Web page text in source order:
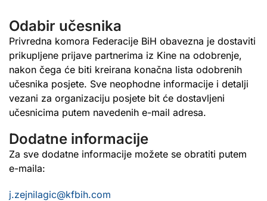
Odabir učesnika
Privredna komora Federacije BiH obavezna je dostaviti
prikupljene prijave partnerima iz Kine na odobrenje,
nakon čega će biti kreirana konačna lista odobrenih
učesnika posjete. Sve neophodne informacije i detalji
vezani za organizaciju posjete bit će dostavljeni
učesnicima putem navedenih e-mail adresa.
Dodatne informacije
Za sve dodatne informacije možete se obratiti putem
e-maila:
j.zejnilagic@kfbih.com